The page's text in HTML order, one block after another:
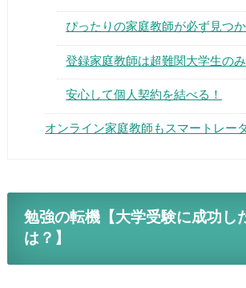
ぴったりの家庭教師が必ず見つか
登録家庭教師は超難関大学生のみ
安心して個人契約を結べる！
オンライン家庭教師もスマートレー
勉強の転機【大学受験に成功し
は？】